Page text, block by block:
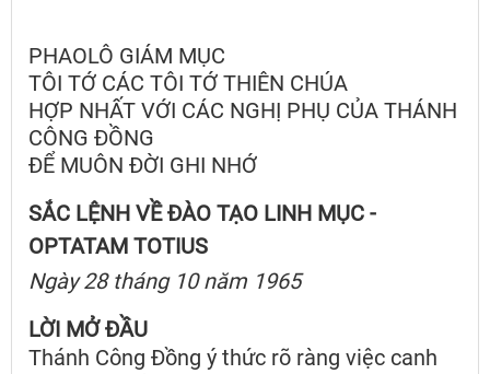
PHAOLÔ GIÁM MỤC
TÔI TỚ CÁC TÔI TỚ THIÊN CHÚA
HỢP NHẤT VỚI CÁC NGHỊ PHỤ CỦA THÁNH
CÔNG ĐỒNG
ĐỂ MUÔN ĐỜI GHI NHỚ
SẮC LỆNH VỀ ĐÀO TẠO LINH MỤC -
OPTATAM TOTIUS
Ngày 28 tháng 10 năm 1965
LỜI MỞ ĐẦU
Thánh Công Đồng ý thức rõ ràng việc canh